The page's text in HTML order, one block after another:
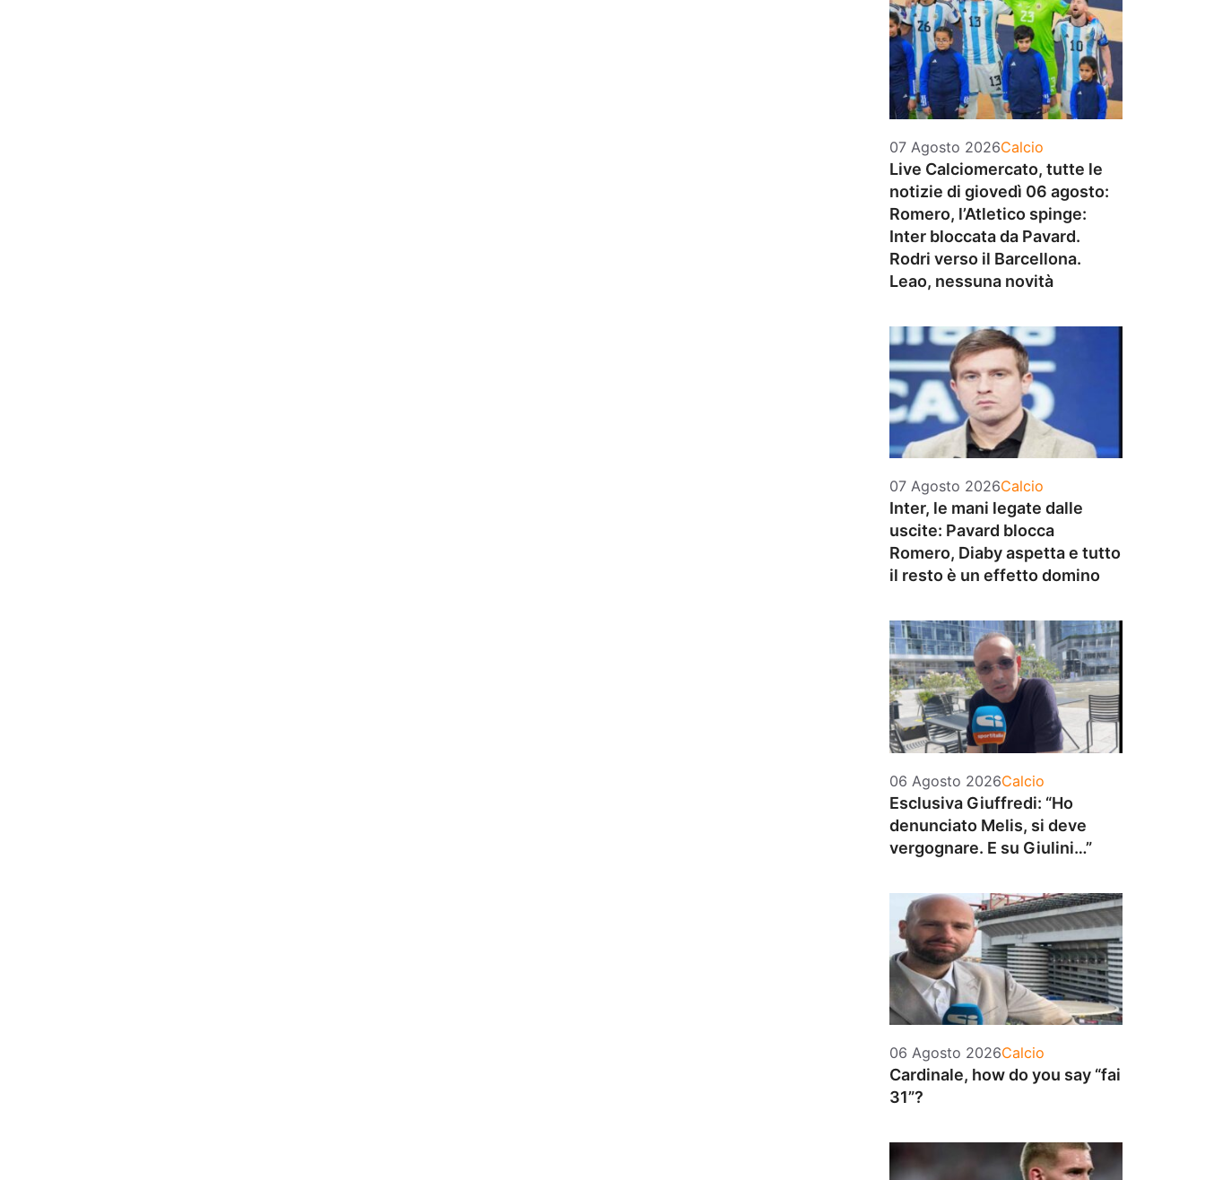
07 Agosto 2026Categorie
Calcio
Live Calciomercato, tutte le
notizie di giovedì 06 agosto:
Romero, l’Atletico spinge:
Inter bloccata da Pavard.
Rodri verso il Barcellona.
Leao, nessuna novità
07 Agosto 2026Categorie
Calcio
Inter, le mani legate dalle
uscite: Pavard blocca
Romero, Diaby aspetta e tutto
il resto è un effetto domino
06 Agosto 2026Categorie
Calcio
Esclusiva Giuffredi: “Ho
denunciato Melis, si deve
vergognare. E su Giulini…”
06 Agosto 2026Categorie
Calcio
Cardinale, how do you say “fai
31”?